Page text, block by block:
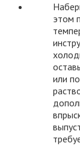
этом
или